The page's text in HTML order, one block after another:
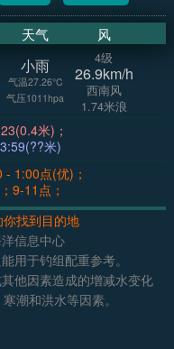
天气 风
小雨
气温27.26°C
气压1011hpa
4级
26.9km/h
西南风
1.74米浪
- 10:23(0.4米)；
- 23:59(??米)
1:00点(优)；
9-11点；
找到目的地
信息中心
用于钓组配重参考。
他因素造成的增减水变化
潮和洪水等因素。